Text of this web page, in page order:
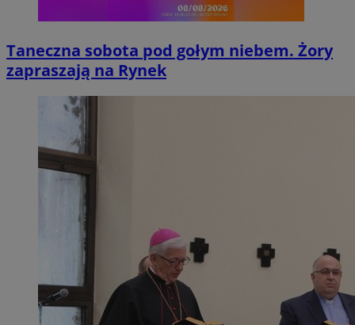
Taneczna sobota pod gołym niebem. Żory
zapraszają na Rynek